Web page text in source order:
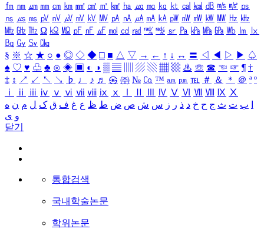
㎙ ㎚ ㎛ ㎜ ㎝ ㎞ ㎟ ㎠ ㎡ ㎢ ㏊ ㎍ ㎎ ㎏ ㏏ ㎈ ㎉ ㏈ ㎧ ㎨ ㎰
㎱ ㎲ ㎳ ㎴ ㎵ ㎶ ㎷ ㎸ ㎹ ㎀ ㎁ ㎂ ㎃ ㎄ ㎺ ㎻ ㎽ ㎾ ㎿ ㎐ ㎑
㎒ ㎓ ㎔ Ω ㏀ ㏁ ㎊ ㎋ ㎌ ㏖ ㏅ ㎭ ㎮ ㎯ ㏛ ㎩ ㎪ ㎫ ㎬ ㏝ ㏐
㏓
㏃ ㏉ ㏜ ㏆
§ ※ ☆ ★ ○ ● ◎ ◇ ◆ □ ■ △ ▽ → ← ↑ ↓ ↔ 〓 ◁ ◀ ▷ ▶ ♤
♠ ♡ ♥ ♧ ♣ ⊙ ◈ ▣ ◐ ◑ ▒ ▤ ▨ ▧ ▦ ▩ ♨ ☏ ☎ ☜ ☞ ¶ †
‡ ↕ ↗ ↙ ↖ ↘ ♭ ♩ ♪ ♬ ㉿ ㈜ № ㏇ ™ ㏂ ㏘ ℡ ＃ ＆ ＊ ＠ ª º
ⅰ
ⅱ ⅲ ⅳ ⅴ ⅵ ⅶ ⅷ ⅸ ⅹ Ⅳ Ⅴ Ⅵ Ⅶ Ⅷ Ⅸ Ⅹ
ب ت ث ج ح خ د ذ ر ز س ش ص ض ط ظ ع غ ف ق ک ل م ن ه
و ی
닫기
통합검색
국내학술논문
학위논문